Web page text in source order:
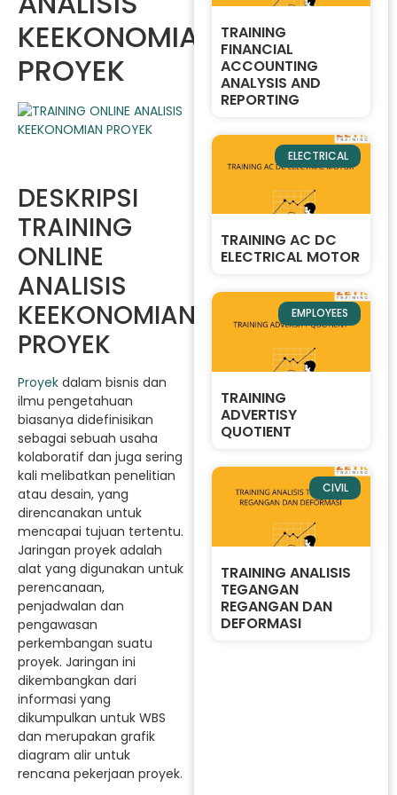
KEEKONOMIAN
PROYEK
DESKRIPSI
TRAINING
ONLINE
ANALISIS
KEEKONOMIAN
PROYEK
Proyek dalam bisnis dan
ilmu pengetahuan
biasanya didefinisikan
sebagai sebuah usaha
kolaboratif dan juga sering
kali melibatkan penelitian
atau desain, yang
direncanakan untuk
mencapai tujuan tertentu.
Jaringan proyek adalah
alat yang digunakan untuk
perencanaan,
penjadwalan dan
pengawasan
perkembangan suatu
proyek. Jaringan ini
dikembangkan dari
informasi yang
dikumpulkan untuk WBS
dan merupakan grafik
diagram alir untuk
rencana pekerjaan proyek.
TRAINING
FINANCIAL
ACCOUNTING
ANALYSIS AND
REPORTING
ELECTRICAL
TRAINING AC DC
ELECTRICAL MOTOR
EMPLOYEES
TRAINING
ADVERTISY
QUOTIENT
CIVIL
TRAINING ANALISIS
TEGANGAN
REGANGAN DAN
DEFORMASI